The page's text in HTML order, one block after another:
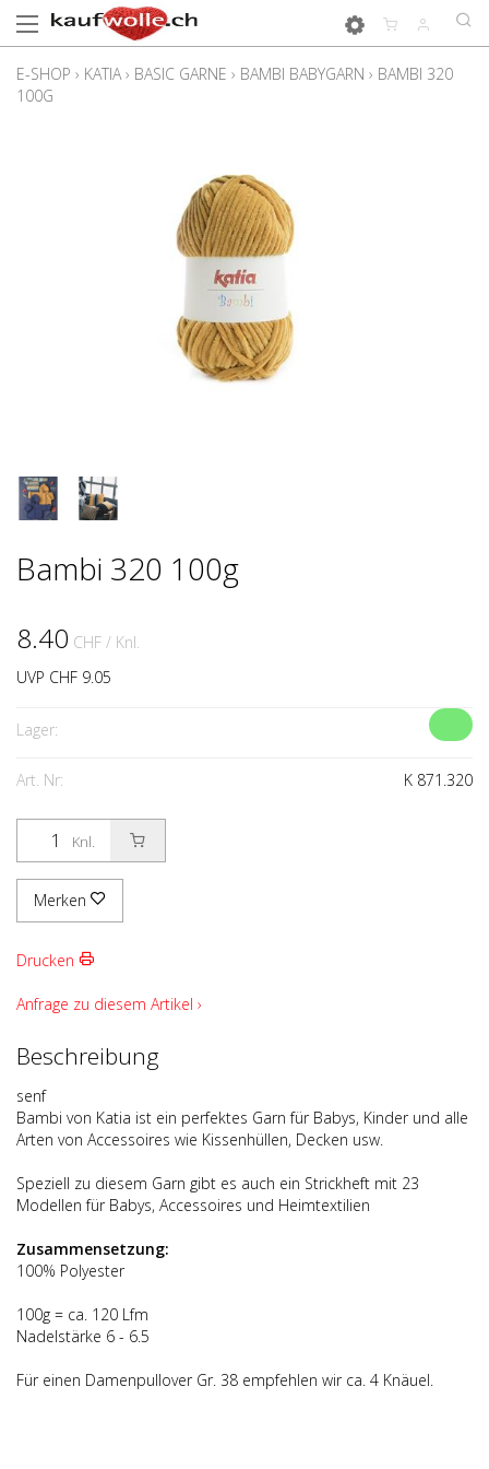
E-SHOP › KATIA › BASIC GARNE › BAMBI BABYGARN › BAMBI 320
100G
Bambi 320 100g
8.40 CHF / Knl.
UVP CHF 9.05
Lager:
Art. Nr: K 871.320
Knl.
Merken
Drucken
Anfrage zu diesem Artikel ›
Beschreibung
senf
Bambi von Katia ist ein perfektes Garn für Babys, Kinder und alle
Arten von Accessoires wie Kissenhüllen, Decken usw.
Speziell zu diesem Garn gibt es auch ein Strickheft mit 23
Modellen für Babys, Accessoires und Heimtextilien
Zusammensetzung:
100% Polyester
100g = ca. 120 Lfm
Nadelstärke 6 - 6.5
Für einen Damenpullover Gr. 38 empfehlen wir ca. 4 Knäuel.